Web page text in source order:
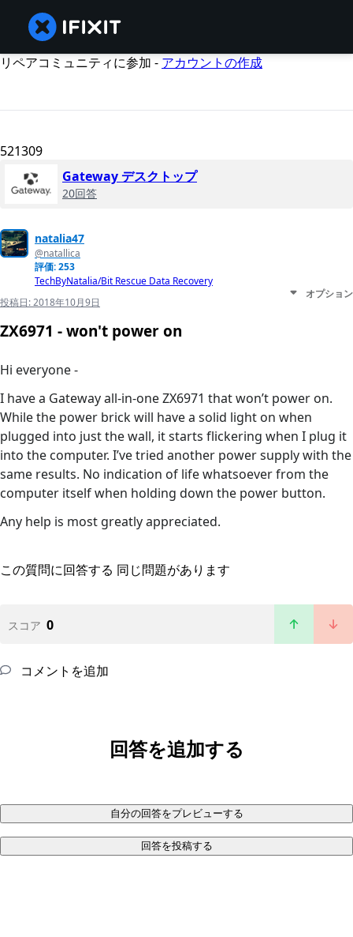
リペアコミュニティに参加 - アカウントの作成
521309
Gateway デスクトップ
20回答
natalia47
@natallica
評価: 253
TechByNatalia/Bit Rescue Data Recovery
投稿日:2018年10月9日
オプション
ZX6971 - won't power on
Hi everyone -
I have a Gateway all-in-one ZX6971 that won’t power on.
While the power brick will have a solid light on when
plugged into just the wall, it starts flickering when I plug it
into the computer. I’ve tried another power supply with the
same results. No indication of life whatsoever from the
computer itself when holding down the power button.
Any help is most greatly appreciated.
この質問に回答する 同じ問題があります
スコア 0
コメントを追加
回答を追加する
自分の回答をプレビューする
回答を投稿する